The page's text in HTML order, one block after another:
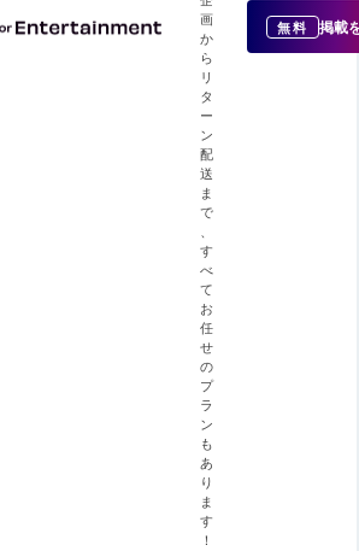
画
か
ら
リ
タ
ー
ン
配
送
ま
で
、
す
べ
て
お
任
せ
の
プ
ラ
ン
も
あ
り
ま
す
！
無料 掲載